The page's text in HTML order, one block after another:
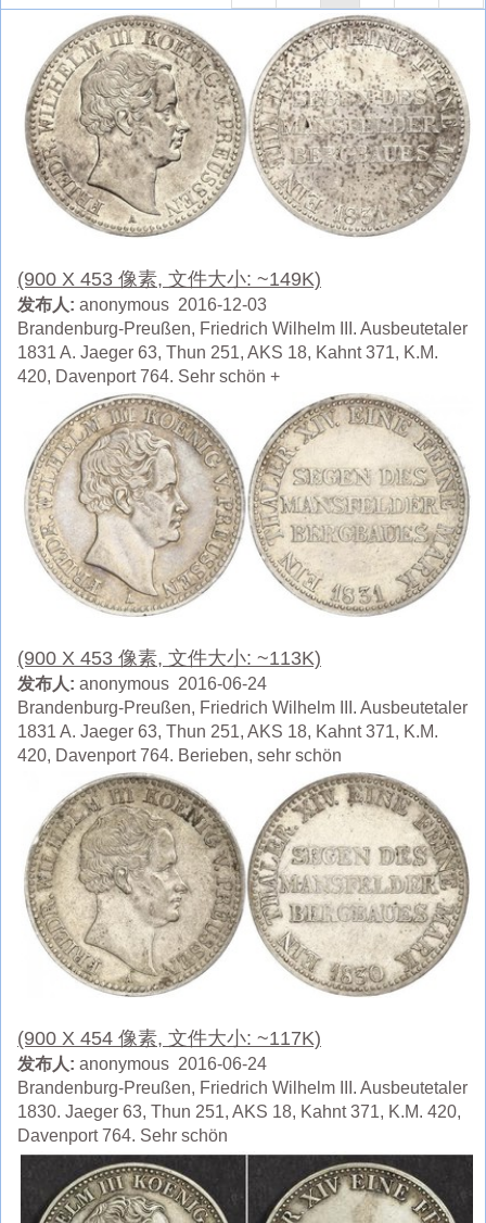
(900 X 453 像素, 文件大小: ~149K)
发布人: anonymous 2016-12-03
Brandenburg-Preußen, Friedrich Wilhelm III. Ausbeutetaler
1831 A. Jaeger 63, Thun 251, AKS 18, Kahnt 371, K.M.
420, Davenport 764. Sehr schön +
(900 X 453 像素, 文件大小: ~113K)
发布人: anonymous 2016-06-24
Brandenburg-Preußen, Friedrich Wilhelm III. Ausbeutetaler
1831 A. Jaeger 63, Thun 251, AKS 18, Kahnt 371, K.M.
420, Davenport 764. Berieben, sehr schön
(900 X 454 像素, 文件大小: ~117K)
发布人: anonymous 2016-06-24
Brandenburg-Preußen, Friedrich Wilhelm III. Ausbeutetaler
1830. Jaeger 63, Thun 251, AKS 18, Kahnt 371, K.M. 420,
Davenport 764. Sehr schön